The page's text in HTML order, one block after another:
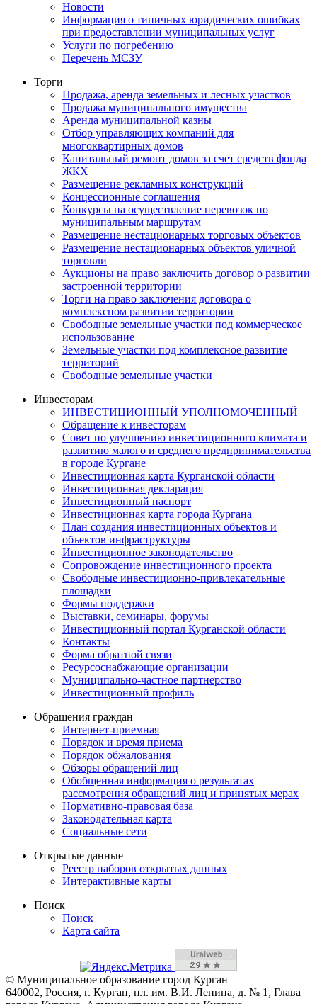
Новости
Информация о типичных юридических ошибках
при предоставлении муниципальных услуг
Услуги по погребению
Перечень МСЗУ
Торги
Продажа, аренда земельных и лесных участков
Продажа муниципального имущества
Аренда муниципальной казны
Отбор управляющих компаний для
многоквартирных домов
Капитальный ремонт домов за счет средств фонда
ЖКХ
Размещение рекламных конструкций
Концессионные соглашения
Конкурсы на осуществление перевозок по
муниципальным маршрутам
Размещение нестационарных торговых объектов
Размещение нестационарных объектов уличной
торговли
Аукционы на право заключить договор о развитии
застроенной территории
Торги на право заключения договора о
комплексном развитии территории
Свободные земельные участки под коммерческое
использование
Земельные участки под комплексное развитие
территорий
Свободные земельные участки
Инвесторам
ИНВЕСТИЦИОННЫЙ УПОЛНОМОЧЕННЫЙ
Обращение к инвесторам
Совет по улучшению инвестиционного климата и
развитию малого и среднего предпринимательства
в городе Кургане
Инвестиционная карта Курганской области
Инвестиционная декларация
Инвестиционный паспорт
Инвестиционная карта города Кургана
План создания инвестиционных объектов и
объектов инфраструктуры
Инвестиционное законодательство
Сопровождение инвестиционного проекта
Свободные инвестиционно-привлекательные
площадки
Формы поддержки
Выставки, семинары, форумы
Инвестиционный портал Курганской области
Контакты
Форма обратной связи
Ресурсоснабжающие организации
Муниципально-частное партнерство
Инвестиционный профиль
Обращения граждан
Интернет-приемная
Порядок и время приема
Порядок обжалования
Обзоры обращений лиц
Обобщенная информация о результатах
рассмотрения обращений лиц и принятых мерах
Нормативно-правовая база
Законодательная карта
Социальные сети
Открытые данные
Реестр наборов открытых данных
Интерактивные карты
Поиск
Поиск
Карта сайта
© Муниципальное образование город Курган
640002, Россия, г. Курган, пл. им. В.И. Ленина, д. № 1, Глава